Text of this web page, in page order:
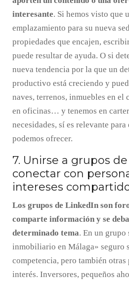
interesante. Si hemos visto que
emplazamiento para su nueva
propiedades que encajen,
puede resultar de ayuda. O si
nueva tendencia por la que un
productivo está creciendo y
naves, terrenos, inmuebles en
en oficinas… y tenemos en
necesidades, sí es relevante para
podemos ofrecer.
7. Unirse a grupos
conectar con
intereses
Los grupos de LinkedIn son
comparte información y se
determinado tema. En un grupo
inmobiliario en Málaga» seguro
competencia, pero también otras
interés. Inversores, pequeños